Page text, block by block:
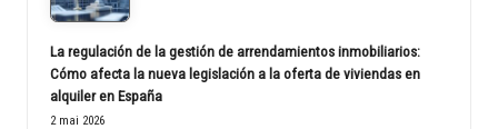
La regulación de la gestión de arrendamientos inmobiliarios:
Cómo afecta la nueva legislación a la oferta de viviendas en
alquiler en España
2 mai 2026